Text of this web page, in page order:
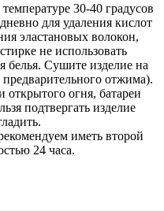
30-40 градусов
для удаления кислот
эластановых волокон,
не использовать
белья. Сушите изделие на
отжима).
открытого огня, батареи
подтвергать изделие
иметь второй
24 часа.